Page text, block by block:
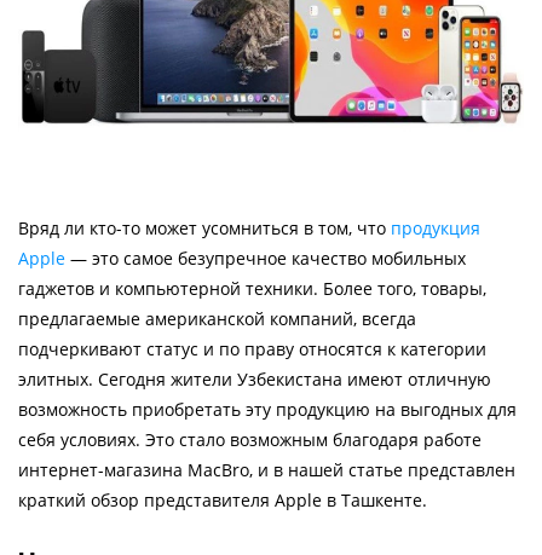
Вряд ли кто-то может усомниться в том, что продукция
Apple — это самое безупречное качество мобильных
гаджетов и компьютерной техники. Более того, товары,
предлагаемые американской компаний, всегда
подчеркивают статус и по праву относятся к категории
элитных. Сегодня жители Узбекистана имеют отличную
возможность приобретать эту продукцию на выгодных для
себя условиях. Это стало возможным благодаря работе
интернет-магазина MacBro, и в нашей статье представлен
краткий обзор представителя Apple в Ташкенте.